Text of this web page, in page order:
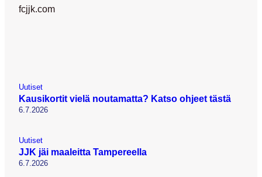
fcjjk.com
Uutiset
Kausikortit vielä noutamatta? Katso ohjeet tästä
6.7.2026
Uutiset
JJK jäi maaleitta Tampereella
6.7.2026